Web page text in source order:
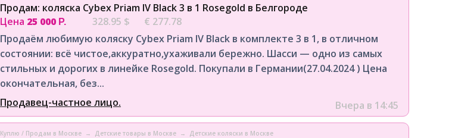
Продам: коляска Cybex Priam IV Black 3 в 1 Rosegold в Белгороде
Цена 25 000 Р. 328.95 $
€ 277.78
Продаём любимую коляску Cybex Priam IV Black в комплекте 3 в 1, в отличном
состоянии: всё чистое,аккуратно,ухаживали бережно. Шасси — одно из самых
стильных и дорогих в линейке Rosegold. Покупали в Германии(27.04.2024 ) Цена
окончательная, без...
Продавец-частное лицо.
Вчера в 14:45
Куплю / Продам в Москве → Детские товары в Москве → Детские коляски в Москве